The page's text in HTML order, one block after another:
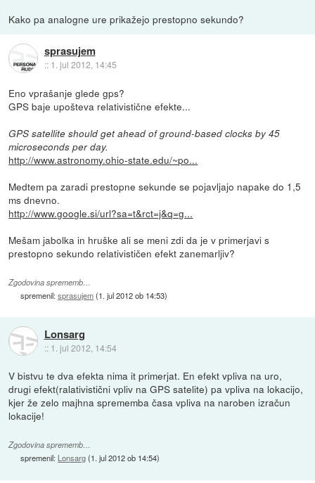
Kako pa analogne ure prikažejo prestopno sekundo?
sprasujem
:: 1. jul 2012, 14:45
Eno vprašanje glede gps?
GPS baje upošteva relativistične efekte...
GPS satellite should get ahead of ground-based clocks by 45
microseconds per day.
http://www.astronomy.ohio-state.edu/~po...
Medtem pa zaradi prestopne sekunde se pojavljajo napake do 1,5
ms dnevno.
http://www.google.si/url?sa=t&rct=j&q=g...
Mešam jabolka in hruške ali se meni zdi da je v primerjavi s
prestopno sekundo relativističen efekt zanemarljiv?
Zgodovina sprememb…
spremenil:sprasujem(1. jul 2012 ob 14:53)
Lonsarg
:: 1. jul 2012, 14:54
V bistvu te dva efekta nima it primerjat. En efekt vpliva na uro,
drugi efekt(ralativistični vpliv na GPS satelite) pa vpliva na lokacijo,
kjer že zelo majhna sprememba časa vpliva na naroben izračun
lokacije!
Zgodovina sprememb…
spremenil: Lonsarg(1. jul 2012 ob 14:54)